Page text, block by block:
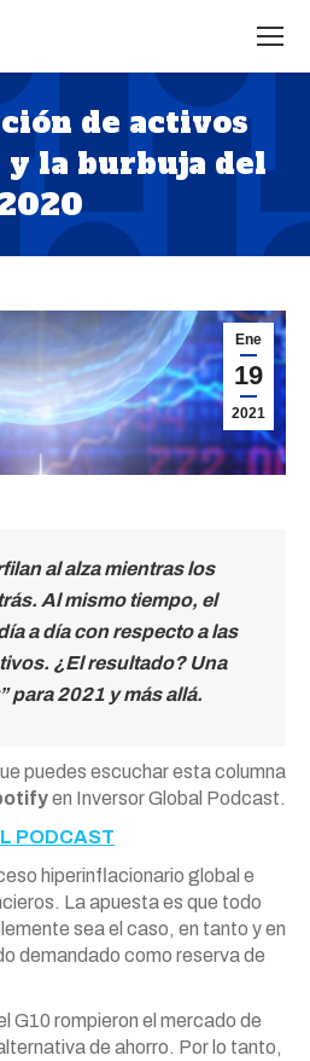
de activos
la burbuja del
Estás aquí:
Ene
19
2021
al alza mientras los
Al mismo tiempo, el
a día con respecto a las
¿El resultado? Una
para 2021 y más allá.
puedes escuchar esta columna
en Inversor Global Podcast.
PODCAST
hiperinflacionario global e
La apuesta es que todo
sea el caso, en tanto y en
demandado como reserva de
G10 rompieron el mercado de
de ahorro. Por lo tanto,